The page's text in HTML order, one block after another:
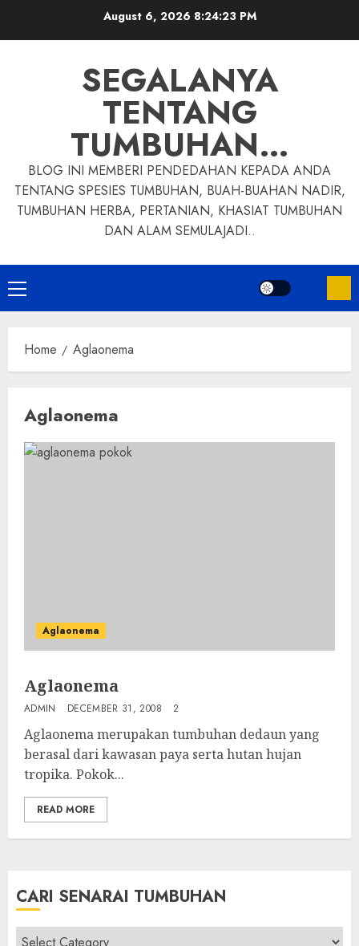
August 6, 2026 8:24:24 PM
SEGALANYA
TENTANG
TUMBUHAN…
BLOG INI MEMBERI PENDEDAHAN KEPADA ANDA
TENTANG SPESIES TUMBUHAN, BUAH-BUAHAN NADIR,
TUMBUHAN HERBA, PERTANIAN, KHASIAT TUMBUHAN
DAN ALAM SEMULAJADI..
Primary
Menu
Home Aglaonema
Aglaonema
Aglaonema
Aglaonema
ADMIN DECEMBER 31, 2008 2
Aglaonema merupakan tumbuhan dedaun yang
berasal dari kawasan paya serta hutan hujan
tropika. Pokok...
READ MORE
CARI SENARAI TUMBUHAN
Cari